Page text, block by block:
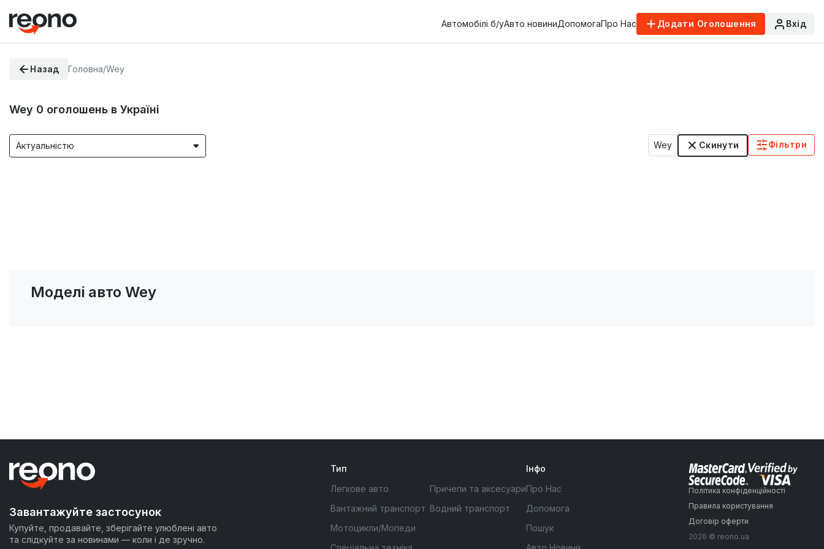
Автомобілі б/уАвто новиниДопомогаПро Нас Додати Оголошення Вхід
Назад Головна/Wey
Wey 0 оголошень в Україні
Актуальністю Wey Скинути Фільтри
Моделі авто Wey
Завантажуйте застосунок
Купуйте, продавайте, зберігайте улюблені авто
та слідкуйте за новинами — коли і де зручно.
Тип
Легкове авто
Вантажний транспорт
Мотоцикли/Мопеди
Причепи та аксесуари
Водний транспорт
Інфо
Про Нас
Допомога
Пошук
Політика конфіденційності
Правила користування
Договір оферти
2026 © reono.ua